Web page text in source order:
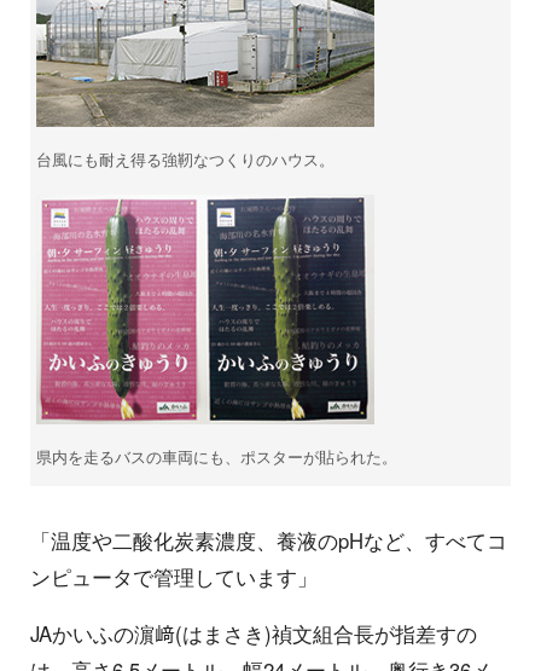
台風にも耐え得る強靭なつくりのハウス。
県内を走るバスの車両にも、ポスターが貼られた。
「温度や二酸化炭素濃度、養液のpHなど、すべてコ
ンピュータで管理しています」
JAかいふの濵﨑(はまさき)禎文組合長が指差すの